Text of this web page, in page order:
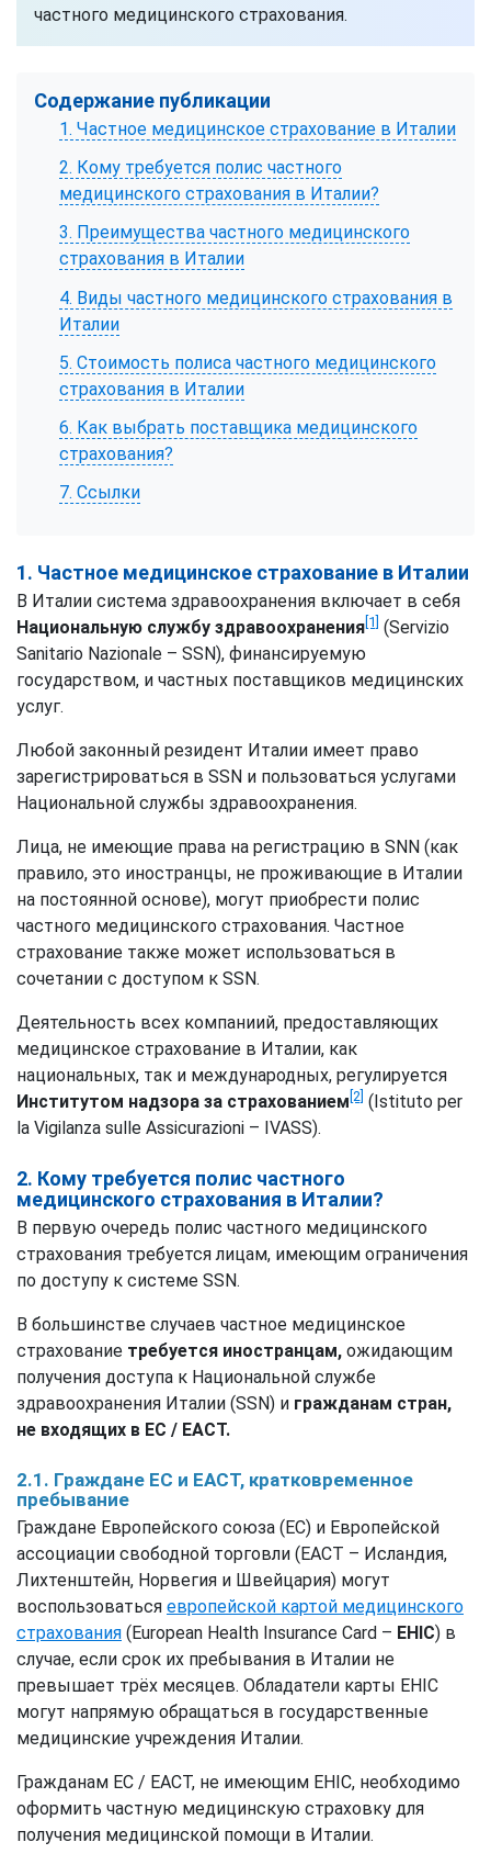
частного медицинского страхования.
Содержание публикации
1. Частное медицинское страхование в Италии
2. Кому требуется полис частного
медицинского страхования в Италии?
3. Преимущества частного медицинского
страхования в Италии
4. Виды частного медицинского страхования в
Италии
5. Стоимость полиса частного медицинского
страхования в Италии
6. Как выбрать поставщика медицинского
страхования?
7. Ссылки
1. Частное медицинское страхование в Италии
В Италии система здравоохранения включает в себя
Национальную службу здравоохранения [1] (Servizio
Sanitario Nazionale – SSN), финансируемую
государством, и частных поставщиков медицинских
услуг.
Любой законный резидент Италии имеет право
зарегистрироваться в SSN и пользоваться услугами
Национальной службы здравоохранения.
Лица, не имеющие права на регистрацию в SNN (как
правило, это иностранцы, не проживающие в Италии
на постоянной основе), могут приобрести полис
частного медицинского страхования. Частное
страхование также может использоваться в
сочетании с доступом к SSN.
Деятельность всех компаниий, предоставляющих
медицинское страхование в Италии, как
национальных, так и международных, регулируется
Институтом надзора за страхованием [2] (Istituto per
la Vigilanza sulle Assicurazioni – IVASS).
2. Кому требуется полис частного
медицинского страхования в Италии?
В первую очередь полис частного медицинского
страхования требуется лицам, имеющим ограничения
по доступу к системе SSN.
В большинстве случаев частное медицинское
страхование требуется иностранцам, ожидающим
получения доступа к Национальной службе
здравоохранения Италии (SSN) и гражданам стран,
не входящих в ЕС / ЕАСТ.
2.1. Граждане ЕС и ЕАСТ, кратковременное
пребывание
Граждане Европейского союза (ЕС) и Европейской
ассоциации свободной торговли (ЕАСТ – Исландия,
Лихтенштейн, Норвегия и Швейцария) могут
воспользоваться европейской картой медицинского
страхования (European Health Insurance Card – EHIC) в
случае, если срок их пребывания в Италии не
превышает трёх месяцев. Обладатели карты EHIC
могут напрямую обращаться в государственные
медицинские учреждения Италии.
Гражданам ЕС / ЕАСТ, не имеющим EHIC, необходимо
оформить частную медицинскую страховку для
получения медицинской помощи в Италии.